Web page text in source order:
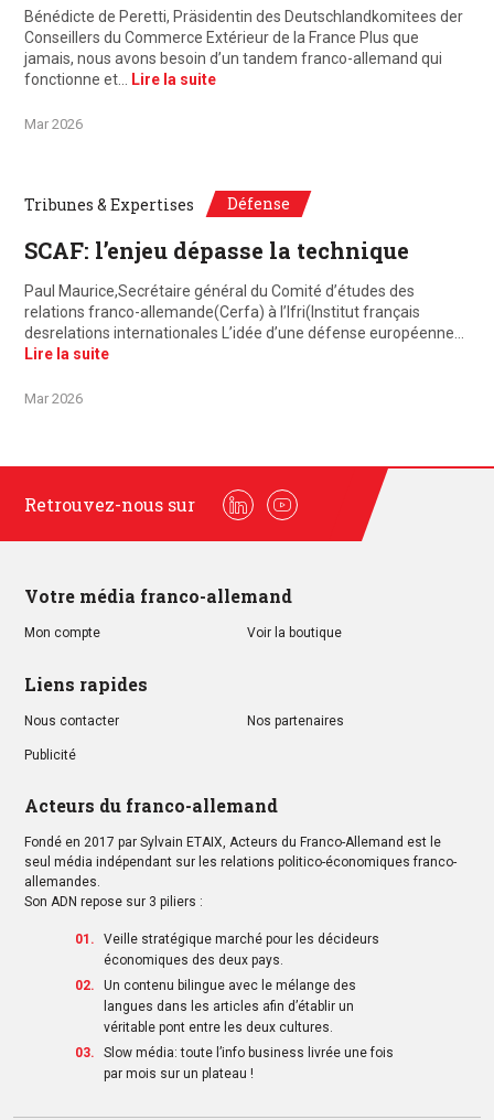
Bénédicte de Peretti, Präsidentin des Deutschlandkomitees der
Conseillers du Commerce Extérieur de la France Plus que
jamais, nous avons besoin d’un tandem franco-allemand qui
fonctionne et…
Lire la suite
Mar 2026
Tribunes & Expertises Défense
SCAF: l’enjeu dépasse la technique
Paul Maurice,Secrétaire général du Comité d’études des
relations franco-allemande(Cerfa) à l’Ifri(Institut français
desrelations internationales L’idée d’une défense européenne…
Lire la suite
Mar 2026
Retrouvez-nous sur
LinkedinYoutube
Votre média franco-allemand
Mon compte Voir la boutique
Liens rapides
Nous contacter Nos partenaires
Publicité
Acteurs du franco-allemand
Fondé en 2017 par Sylvain ETAIX, Acteurs du Franco-Allemand est le
seul média indépendant sur les relations politico-économiques franco-
allemandes.
Son ADN repose sur 3 piliers :
Veille stratégique marché pour les décideurs
économiques des deux pays.
Un contenu bilingue avec le mélange des
langues dans les articles afin d’établir un
véritable pont entre les deux cultures.
Slow média: toute l’info business livrée une fois
par mois sur un plateau !